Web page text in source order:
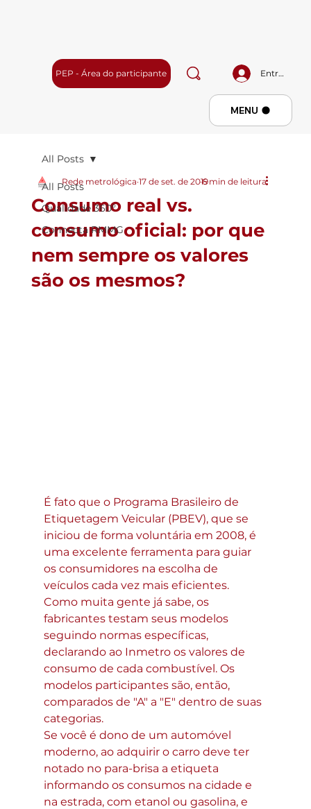
Entrar
PEP - Área do participante
Menu
MENU
All Posts
Qualidade 360º
Connecta RMMG
All Posts
Consumo real vs.
consumo oficial: por que
nem sempre os valores
são os mesmos?
Rede metrológica 17 de set. de 20196 min de leitura
É fato que o Programa Brasileiro de
Etiquetagem Veicular (PBEV), que se
iniciou de forma voluntária em 2008, é
uma excelente ferramenta para guiar
os consumidores na escolha de
veículos cada vez mais eficientes.
Como muita gente já sabe, os
fabricantes testam seus modelos
seguindo normas específicas,
declarando ao Inmetro os valores de
consumo de cada combustível. Os
modelos participantes são, então,
comparados de "A" a "E" dentro de suas
categorias.
Se você é dono de um automóvel
moderno, ao adquirir o carro deve ter
notado no para-brisa a etiqueta
informando os consumos na cidade e
na estrada, com etanol ou gasolina, e